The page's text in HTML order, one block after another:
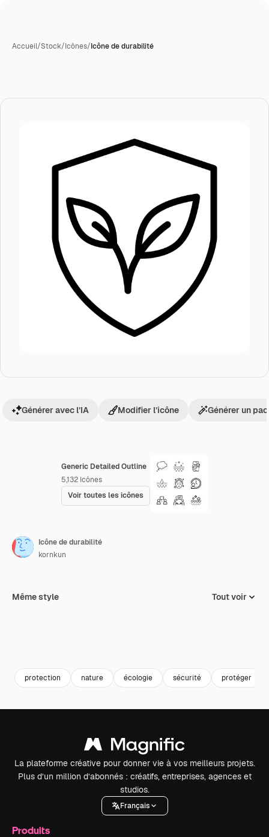
Accueil/Stock/Icônes/Icône de durabilité
Generic Detailed Outline
5,132 Icônes
Voir toutes les icônes
Générer avec l’IA Modifier l’icône Générer un
Icône de durabilité
kornkun
Même style Tout voir
protection nature écologie sécurité protéger
La plateforme créative pour donner vie à vos meilleurs projets.
Plus d’un million d’abonnés : créatifs, entreprises, agences et
studios.
Français
Produits